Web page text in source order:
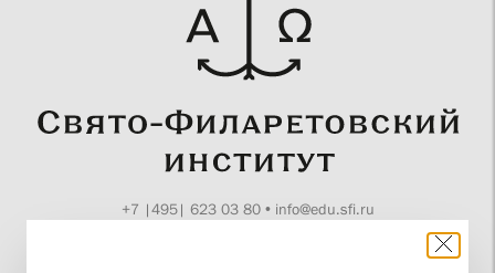
+7 |495| 623 03 80• info@edu.sfi.ru